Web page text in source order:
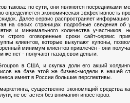
такова: по сути, они являются посредниками
определяется экономическая эффективность
Далее сервис распространяет
на своих страницах подробные сведения об
и минимального количества участников,
строго оговоренные сроки сайт-сервис
клиентов, которые выкупают купоны,
минимум клиентов привлечён - они
же нет - получают назад свои деньги.
в США, и скупка доли его акций
на базе этой же бизнес-модели в нашей
имеет в России большие перспективы.
существенно экономящий средства
не остается без внимания инвесторов.